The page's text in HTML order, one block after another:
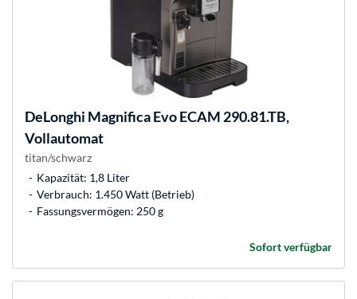
DeLonghi Magnifica Evo ECAM 290.81.TB,
Vollautomat
titan/schwarz
Kapazität: 1,8 Liter
Verbrauch: 1.450 Watt (Betrieb)
Fassungsvermögen: 250 g
Sofort verfügbar